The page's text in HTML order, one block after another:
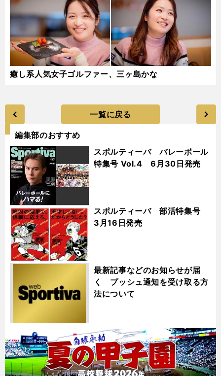
癒し系人気女子ゴルファー、三ヶ島かな
一覧に戻る
編集部のおすすめ
スポルティーバ バレーボール
特集号 Vol.4 6月30日発売
スポルティーバ 部活特集号
3月16日発売
最新記事などのお知らせが届
く プッシュ通知を受け取る方
法について